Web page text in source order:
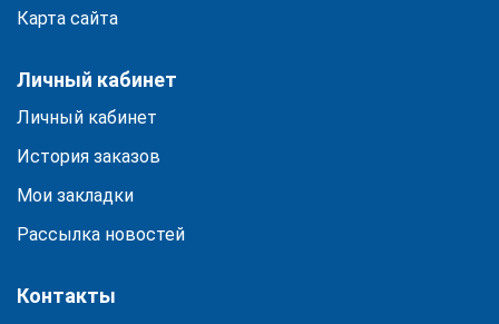
Карта сайта
Личный кабинет
Личный кабинет
История заказов
Мои закладки
Рассылка новостей
Контакты